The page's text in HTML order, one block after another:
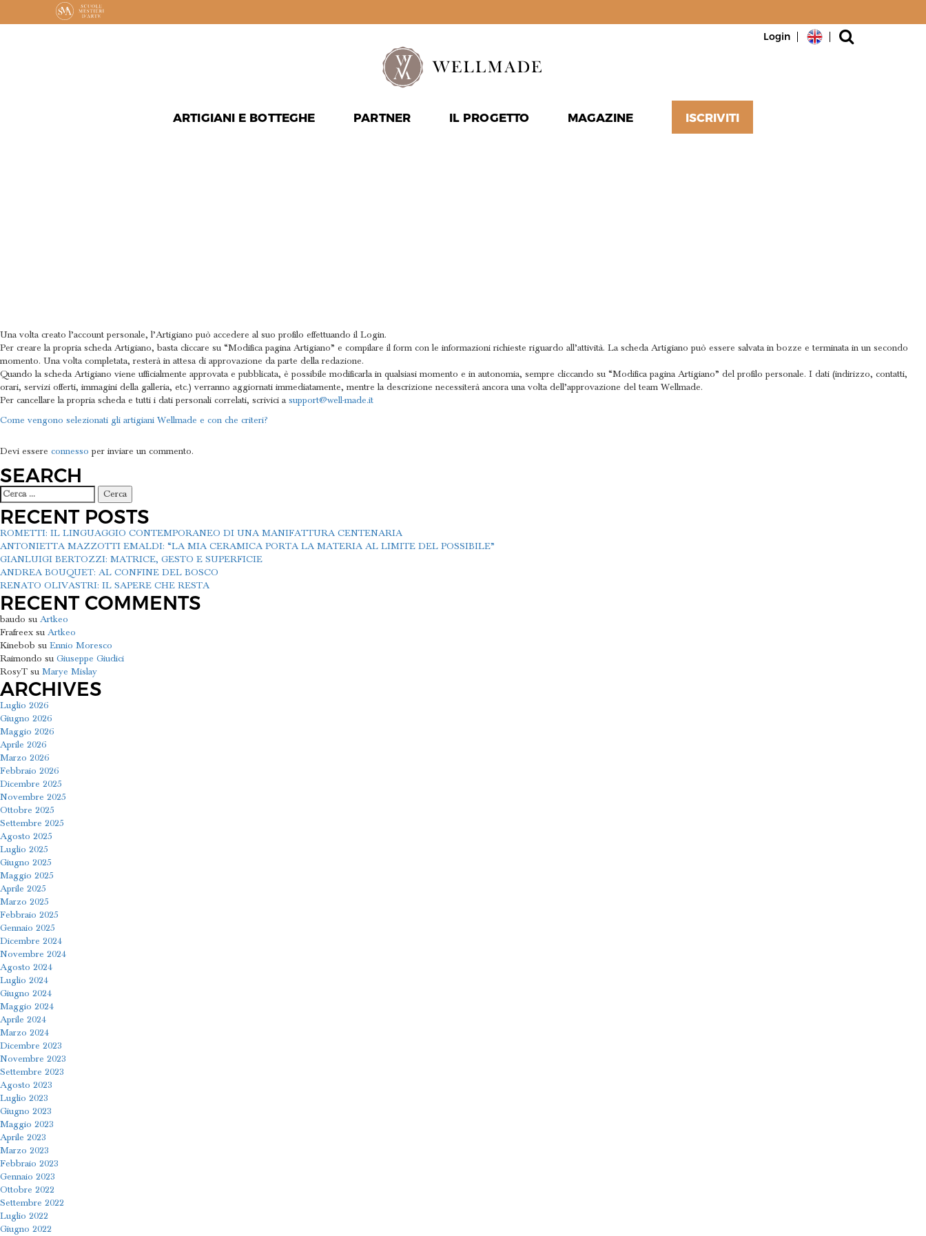
Login
ARTIGIANI E BOTTEGHE PARTNER IL PROGETTO MAGAZINE ISCRIVITI
Una volta creato l’account personale, l’Artigiano può accedere al suo profilo effettuando il Login.
Per creare la propria scheda Artigiano, basta cliccare su “Modifica pagina Artigiano” e compilare il form con le informazioni richieste riguardo all’attività. La scheda Artigiano può essere salvata in bozze e terminata in un secondo
momento. Una volta completata, resterà in attesa di approvazione da parte della redazione.
Quando la scheda Artigiano viene ufficialmente approvata e pubblicata, è possibile modificarla in qualsiasi momento e in autonomia, sempre cliccando su “Modifica pagina Artigiano” del profilo personale. I dati (indirizzo, contatti,
orari, servizi offerti, immagini della galleria, etc.) verranno aggiornati immediatamente, mentre la descrizione necessiterà ancora una volta dell’approvazione del team Wellmade.
Per cancellare la propria scheda e tutti i dati personali correlati, scrivici asupport@well-made.it
NAVIGAZIONE
ARTICOLI
Come vengono selezionati gli artigiani Wellmade e con che criteri?
Devi essere connesso per inviare un commento.
SEARCH
Ricerca
per:
RECENT POSTS
ROMETTI: IL LINGUAGGIO CONTEMPORANEO DI UNA MANIFATTURA CENTENARIA
ANTONIETTA MAZZOTTI EMALDI: “LA MIA CERAMICA PORTA LA MATERIA AL LIMITE DEL POSSIBILE”
GIANLUIGI BERTOZZI: MATRICE, GESTO E SUPERFICIE
ANDREA BOUQUET: AL CONFINE DEL BOSCO
RENATO OLIVASTRI: IL SAPERE CHE RESTA
RECENT COMMENTS
baudo su Artkeo
Frafreex su Artkeo
Kinebob su Ennio Moresco
Raimondo su Giuseppe Giudici
RosyT su Marye Mislay
ARCHIVES
Luglio 2026
Giugno 2026
Maggio 2026
Aprile 2026
Marzo 2026
Febbraio 2026
Dicembre 2025
Novembre 2025
Ottobre 2025
Settembre 2025
Agosto 2025
Luglio 2025
Giugno 2025
Maggio 2025
Aprile 2025
Marzo 2025
Febbraio 2025
Gennaio 2025
Dicembre 2024
Novembre 2024
Agosto 2024
Luglio 2024
Giugno 2024
Maggio 2024
Aprile 2024
Marzo 2024
Dicembre 2023
Novembre 2023
Settembre 2023
Agosto 2023
Luglio 2023
Giugno 2023
Maggio 2023
Aprile 2023
Marzo 2023
Febbraio 2023
Gennaio 2023
Ottobre 2022
Settembre 2022
Luglio 2022
Giugno 2022